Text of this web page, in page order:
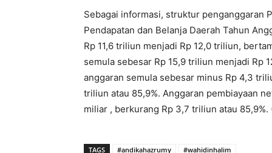
Sebagai informasi, struktur penganggaran
Pendapatan dan Belanja Daerah Tahun
Rp 11,6 triliun menjadi Rp 12,0 triliun,
semula sebesar Rp 15,9 triliun menjadi Rp
anggaran semula sebesar minus Rp 4,3
triliun atau 85,9%. Anggaran pembiayaan
miliar , berkurang Rp 3,7 triliun atau
TAGS #andikahazrumy #wahidinhalim